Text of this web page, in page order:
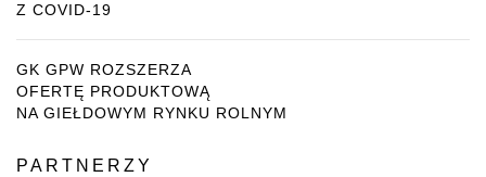
Z COVID-19
GK GPW ROZSZERZA
OFERTĘ PRODUKTOWĄ
NA GIEŁDOWYM RYNKU ROLNYM
PARTNERZY